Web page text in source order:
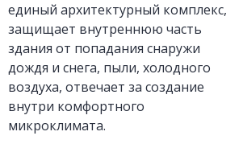
единый архитектурный комплекс,
защищает внутреннюю часть
здания от попадания снаружи
дождя и снега, пыли, холодного
воздуха, отвечает за создание
внутри комфортного
микроклимата.